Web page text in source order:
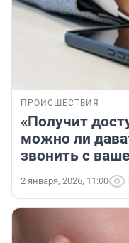
ПРОИСШЕСТВИЯ
«Получит
можно ли
звонить с
2 января, 2026, 11:00